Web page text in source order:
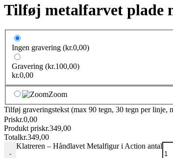
Tilføj metalfarvet plade
Ingen gravering (kr.0,00)
Gravering (kr.100,00)
kr.0,00
Zoom
Tilføj graveringstekst (max 90 tegn, 30 tegn per linje,
Priskr.0,00
Produkt priskr.349,00
Totalkr.349,00
-
Klatreren – Håndlavet Metalfigur i Action antal